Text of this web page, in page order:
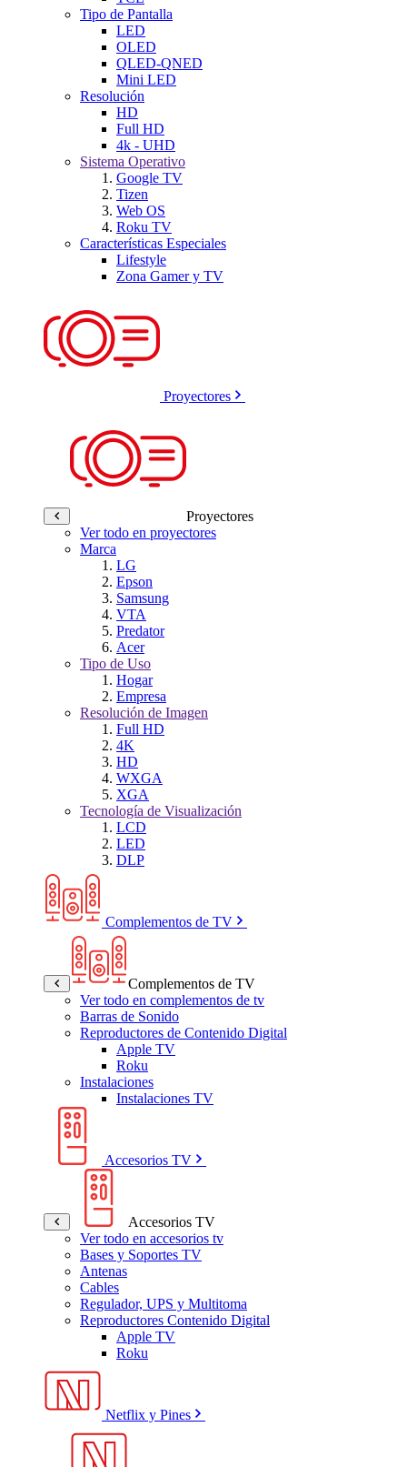
Tipo de Pantalla
LED
OLED
QLED-QNED
Mini LED
Resolución
HD
Full HD
4k - UHD
Sistema Operativo
Google TV
Tizen
Web OS
Roku TV
Características Especiales
Lifestyle
Zona Gamer y TV
Proyectores
Proyectores
Ver todo en proyectores
Marca
LG
Epson
Samsung
VTA
Predator
Acer
Tipo de Uso
Hogar
Empresa
Resolución de Imagen
Full HD
4K
HD
WXGA
XGA
Tecnología de Visualización
LCD
LED
DLP
Complementos de TV
Complementos de TV
Ver todo en complementos de tv
Barras de Sonido
Reproductores de Contenido Digital
Apple TV
Roku
Instalaciones
Instalaciones TV
Accesorios TV
Accesorios TV
Ver todo en accesorios tv
Bases y Soportes TV
Antenas
Cables
Regulador, UPS y Multitoma
Reproductores Contenido Digital
Apple TV
Roku
Netflix y Pines